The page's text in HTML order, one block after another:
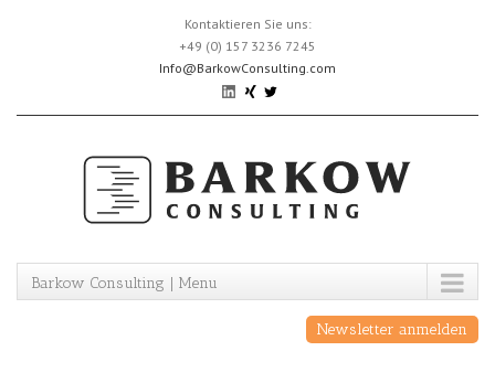
Kontaktieren Sie uns:
+49 (0) 157 3236 7245
Info@BarkowConsulting.com
Barkow Consulting | Menu
Newsletter anmelden